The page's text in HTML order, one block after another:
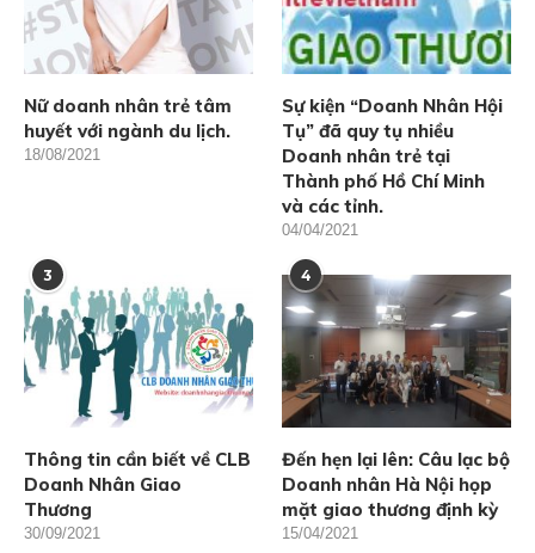
Nữ doanh nhân trẻ tâm
huyết với ngành du lịch.
18/08/2021
Sự kiện “Doanh Nhân Hội
Tụ” đã quy tụ nhiều
Doanh nhân trẻ tại
Thành phố Hồ Chí Minh
và các tỉnh.
04/04/2021
3
Thông tin cần biết về CLB
Doanh Nhân Giao
Thương
30/09/2021
4
Đến hẹn lại lên: Câu lạc bộ
Doanh nhân Hà Nội họp
mặt giao thương định kỳ
15/04/2021